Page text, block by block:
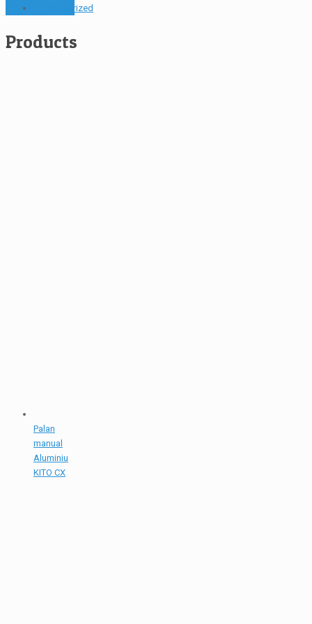
Uncategorized
Products
Palan
manual
Aluminiu
KITO CX